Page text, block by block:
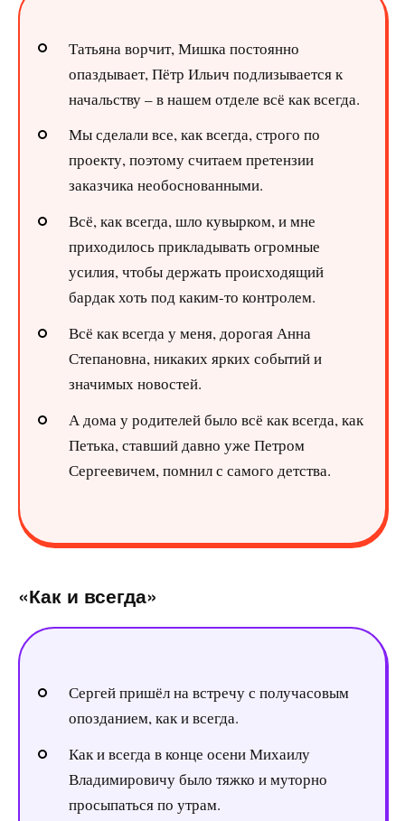
Татьяна ворчит, Мишка постоянно
опаздывает, Пётр Ильич подлизывается к
начальству – в нашем отделе всё как всегда.
Мы сделали все, как всегда, строго по
проекту, поэтому считаем претензии
заказчика необоснованными.
Всё, как всегда, шло кувырком, и мне
приходилось прикладывать огромные
усилия, чтобы держать происходящий
бардак хоть под каким-то контролем.
Всё как всегда у меня, дорогая Анна
Степановна, никаких ярких событий и
значимых новостей.
А дома у родителей было всё как всегда, как
Петька, ставший давно уже Петром
Сергеевичем, помнил с самого детства.
«Как и всегда»
Сергей пришёл на встречу с получасовым
опозданием, как и всегда.
Как и всегда в конце осени Михаилу
Владимировичу было тяжко и муторно
просыпаться по утрам.